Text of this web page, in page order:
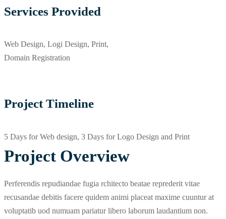
Services Provided
Web Design, Logi Design, Print,
Domain Registration
Project Timeline
5 Days for Web design, 3 Days for Logo Design and Print
Project Overview
Perferendis repudiandae fugia rchitecto beatae reprederit vitae
recusandae debitis facere quidem animi placeat maxime cuuntur at
voluptatib uod numuam pariatur libero laborum laudantium non.